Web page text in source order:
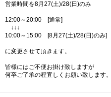
営業時間を8月27(土)/28(日)のみ
12:00～20:00 [通常]
↓↓↓
10:00～15:00 [8月27(土)/28(日)のみ]
に変更させて頂きます。
皆様にはご不便お掛け致しますが
何卒ご了承の程宜しくお願い致します。